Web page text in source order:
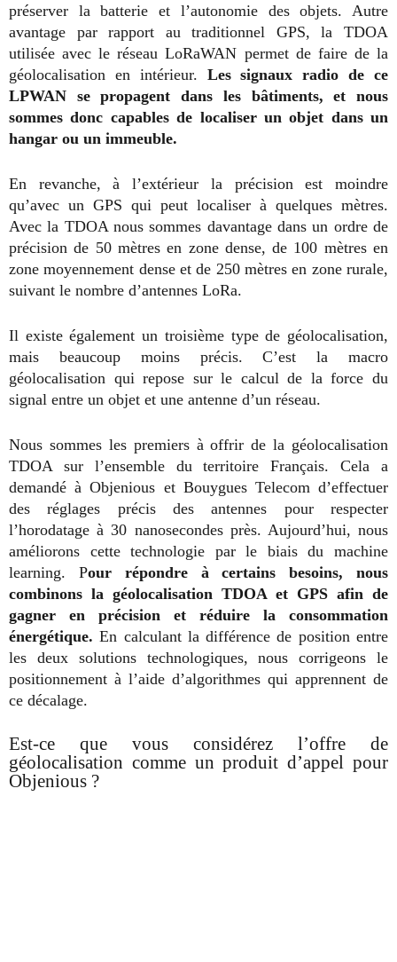
préserver la batterie et l’autonomie des objets. Autre
avantage par rapport au traditionnel GPS, la TDOA
utilisée avec le réseau LoRaWAN permet de faire de la
géolocalisation en intérieur. Les signaux radio de ce
LPWAN se propagent dans les bâtiments, et nous
sommes donc capables de localiser un objet dans un
hangar ou un immeuble.
En revanche, à l’extérieur la précision est moindre
qu’avec un GPS qui peut localiser à quelques mètres.
Avec la TDOA nous sommes davantage dans un ordre de
précision de 50 mètres en zone dense, de 100 mètres en
zone moyennement dense et de 250 mètres en zone rurale,
suivant le nombre d’antennes LoRa.
Il existe également un troisième type de géolocalisation,
mais beaucoup moins précis. C’est la macro
géolocalisation qui repose sur le calcul de la force du
signal entre un objet et une antenne d’un réseau.
Nous sommes les premiers à offrir de la géolocalisation
TDOA sur l’ensemble du territoire Français. Cela a
demandé à Objenious et Bouygues Telecom d’effectuer
des réglages précis des antennes pour respecter
l’horodatage à 30 nanosecondes près. Aujourd’hui, nous
améliorons cette technologie par le biais du machine
learning. Pour répondre à certains besoins, nous
combinons la géolocalisation TDOA et GPS afin de
gagner en précision et réduire la consommation
énergétique. En calculant la différence de position entre
les deux solutions technologiques, nous corrigeons le
positionnement à l’aide d’algorithmes qui apprennent de
ce décalage.
Est-ce que vous considérez l’offre de
géolocalisation comme un produit d’appel pour
Objenious ?